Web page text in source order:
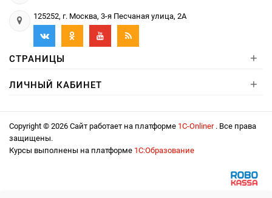
125252, г. Москва, 3-я Песчаная улица, 2А
СТРАНИЦЫ +
ЛИЧНЫЙ КАБИНЕТ +
Copyright © 2026 Сайт работает на платформе 1С-Onliner . Все права
защищены.
Курсы выполнены на платформе 1С:Образование